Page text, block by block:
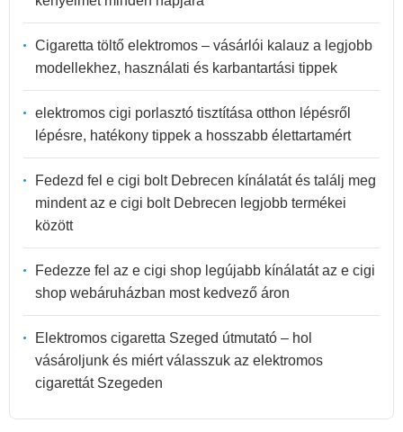
Cigaretta töltő elektromos – vásárlói kalauz a legjobb
modellekhez, használati és karbantartási tippek
elektromos cigi porlasztó tisztítása otthon lépésről
lépésre, hatékony tippek a hosszabb élettartamért
Fedezd fel e cigi bolt Debrecen kínálatát és találj meg
mindent az e cigi bolt Debrecen legjobb termékei
között
Fedezze fel az e cigi shop legújabb kínálatát az e cigi
shop webáruházban most kedvező áron
Elektromos cigaretta Szeged útmutató – hol
vásároljunk és miért válasszuk az elektromos
cigarettát Szegeden